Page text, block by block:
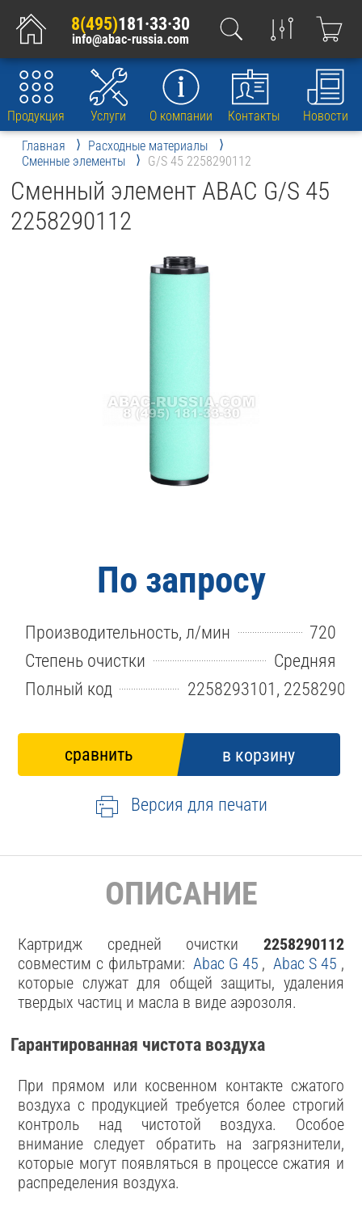
8(495)181·33·30
info@abac-russia.com
Продукция Услуги О компании Контакты
Новости
Главная
Расходные материалы
Сменные элементы
G/S 45 2258290112
Сменный элемент ABAC G/S 45
2258290112
По запросу
Производительность, л/мин
720
Степень очистки
Средняя
Полный код
2258293101,
Версия для печати
ОПИСАНИЕ
Картридж средней очистки 2258290112
совместим с фильтрами: Abac G 45 , Abac S 45 ,
которые служат для общей защиты, удаления
твердых частиц и масла в виде аэрозоля.
Гарантированная чистота воздуха
При прямом или косвенном контакте сжатого
воздуха с продукцией требуется более строгий
контроль над чистотой воздуха. Особое
внимание следует обратить на загрязнители,
которые могут появляться в процессе сжатия и
распределения воздуха.